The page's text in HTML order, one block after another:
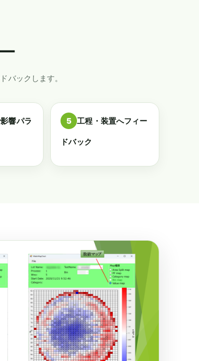
バックします。
響パラ 5 工程・装置へフィー
ドバック